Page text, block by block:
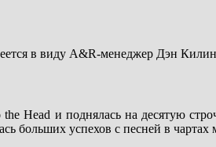
в виду A&R-менеджер Дэн
Head и поднялась на десятую
больших успехов с песней в чартах